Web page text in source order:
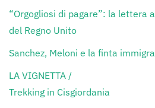
“Orgogliosi di pagare”: la lettera
del Regno Unito
Sanchez, Meloni e la finta
LA VIGNETTA /
Trekking in Cisgiordania